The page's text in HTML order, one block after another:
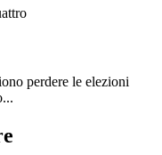
perdere le elezioni